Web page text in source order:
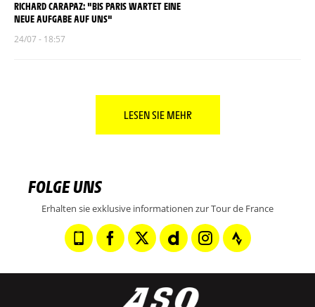
RICHARD CARAPAZ: "BIS PARIS WARTET EINE
NEUE AUFGABE AUF UNS"
24/07 - 18:57
LESEN SIE MEHR
FOLGE UNS
Erhalten sie exklusive informationen zur Tour de France